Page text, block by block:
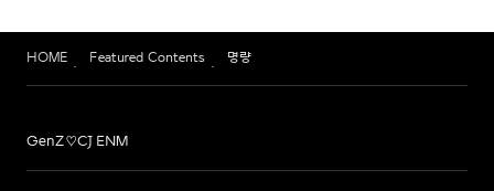
HOME Featured Contents 명량
GenZ♡CJ ENM